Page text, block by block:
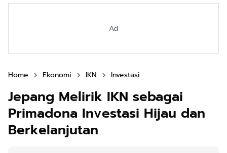
Ad
Home Ekonomi IKN Investasi
Jepang Melirik IKN sebagai
Primadona Investasi Hijau dan
Berkelanjutan